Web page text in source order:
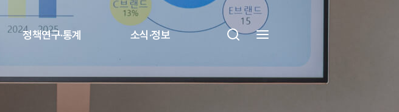
정책연구·통계 소식·정보